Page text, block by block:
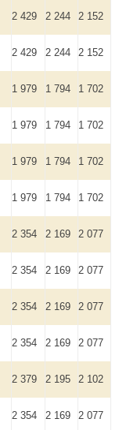
2 429 2 244 2 152
2 429 2 244 2 152
1 979 1 794 1 702
1 979 1 794 1 702
1 979 1 794 1 702
1 979 1 794 1 702
2 354 2 169 2 077
2 354 2 169 2 077
2 354 2 169 2 077
2 354 2 169 2 077
2 379 2 195 2 102
2 354 2 169 2 077